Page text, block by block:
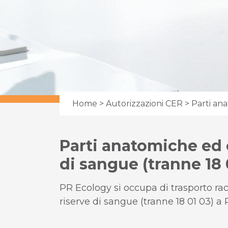
Home > Autorizzazioni CER > Parti
Parti anatomiche ed
di sangue (tranne 18
PR Ecology si occupa di trasporto
riserve di sangue (tranne 18 01 03)